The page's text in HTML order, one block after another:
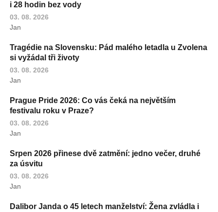
i 28 hodin bez vody
03. 08. 2026
Jan
Tragédie na Slovensku: Pád malého letadla u Zvolena
si vyžádal tři životy
03. 08. 2026
Jan
Prague Pride 2026: Co vás čeká na největším
festivalu roku v Praze?
03. 08. 2026
Jan
Srpen 2026 přinese dvě zatmění: jedno večer, druhé
za úsvitu
03. 08. 2026
Jan
Dalibor Janda o 45 letech manželství: Žena zvládla i